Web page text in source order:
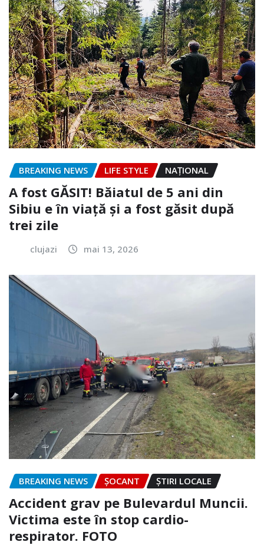
BREAKING NEWS LIFE STYLE NAŢIONAL
A fost GĂSIT! Băiatul de 5 ani din
Sibiu e în viață și a fost găsit după
trei zile
clujazi mai 13, 2026
BREAKING NEWS ȘOCANT ȘTIRI LOCALE
Accident grav pe Bulevardul Muncii.
Victima este în stop cardio-
respirator. FOTO